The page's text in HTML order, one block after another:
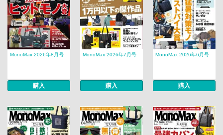
MonoMax 2026年8月号
購入
MonoMax 2026年7月号
購入
MonoMax 2026年6月号
購入